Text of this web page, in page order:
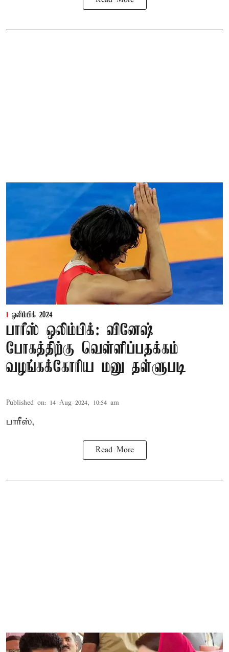
ஒலிம்பிக் 2024
பாரீஸ் ஒலிம்பிக்: வினேஷ்
போகத்திற்கு வெள்ளிப்பதக்கம்
வழங்கக்கோரிய மனு தள்ளுபடி
Published on: 14 Aug 2024, 10:54 am
பாரீஸ்,
Read More